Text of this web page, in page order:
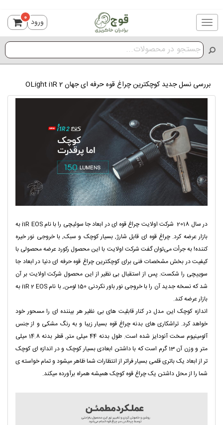
Toggle
navigation
ورود 0
بررسی نسل جدید کوچکترین چراغ قوه حرفه ای جهان OLight i1R 2
در سال 2018 شرکت اولایت چراغ قوه ای در ابعاد جا سوئیچی را با نام i1R EOS به
بازار عرضه کرد. چراغ قوه ای قابل شارژ, بسیار کوچک و سبک, با خروجی نور خیره
کننده! به جرأت می‌توان گفت شرکت اولایت با این محصول رکورد عرضه محصولی با
کیفیت در بخش مشخصات فنی برای کوچکترین چراغ قوه حرفه ای دنیا در ابعاد جا
سوییچی را شکست. پس از استقبال بی نظیر از این محصول شرکت اولایت بر آن
شد که نسخه جدید آن را با خروجی نور باور نکردنی 150 لومن, با نام i1R 2 EOS به
بازار عرضه کند.
اندازه کوچک این مدل در کنار قابلیت های بی نظیر هر بیننده ای را مسحور خود
خواهد کرد. تراشکاری های بدنه چراغ قوه بسیار زیبا و به رنگ مشکی و از جنس
آلومینیوم سخت آنودایز شده است. طول بدنه 44 میلی متر, قطر بدنه 14.8 میلی
متر و وزن آن 13 گرم است که با داشتن ابعادی بسیار کوچک و در اندازه ای کوچک
تر از ابعاد یک باتری قلمی بسیار فراتر از انتظارات شما ظاهر میشود و تمام خواسته ی
شما را از محل داشتن یک چراغ قوه کوچک همیشه همراه برآورده میکند.